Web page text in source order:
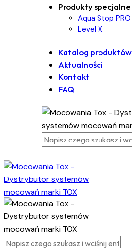
Produkty specjalne
Aqua Stop PRO
Level X
Katalog produktów
Aktualności
Kontakt
FAQ